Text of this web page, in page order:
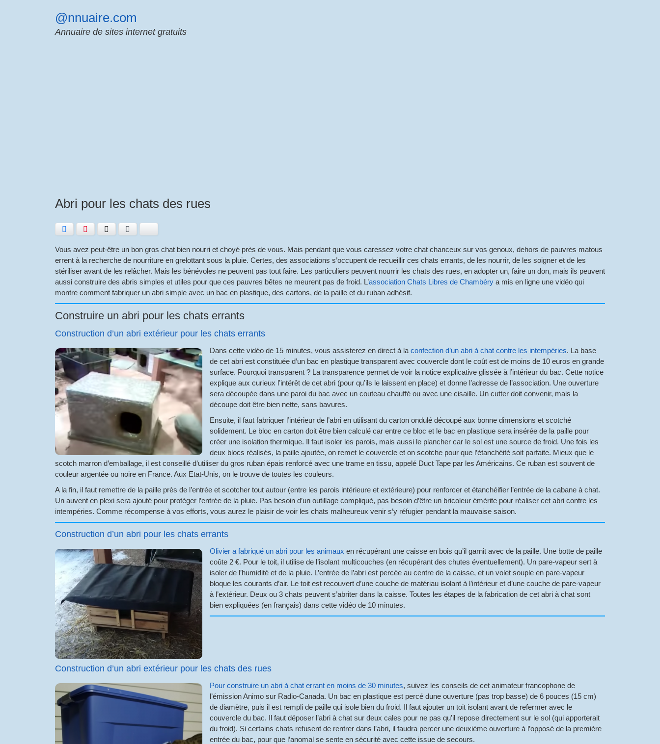
@nnuaire.com
Annuaire de sites internet gratuits
Abri pour les chats des rues
Vous avez peut-être un bon gros chat bien nourri et choyé près de vous. Mais pendant que vous caressez votre chat chanceux sur vos genoux, dehors de pauvres matous
errent à la recherche de nourriture en grelottant sous la pluie. Certes, des associations s’occupent de recueillir ces chats errants, de les nourrir, de les soigner et de les
stériliser avant de les relâcher. Mais les bénévoles ne peuvent pas tout faire. Les particuliers peuvent nourrir les chats des rues, en adopter un, faire un don, mais ils peuvent
aussi construire des abris simples et utiles pour que ces pauvres bêtes ne meurent pas de froid. L’association Chats Libres de Chambéry a mis en ligne une vidéo qui
montre comment fabriquer un abri simple avec un bac en plastique, des cartons, de la paille et du ruban adhésif.
Construire un abri pour les chats errants
Construction d’un abri extérieur pour les chats errants
Dans cette vidéo de 15 minutes, vous assisterez en direct à la confection d’un abri à chat contre les intempéries. La base
de cet abri est constituée d’un bac en plastique transparent avec couvercle dont le coût est de moins de 10 euros en grande
surface. Pourquoi transparent ? La transparence permet de voir la notice explicative glissée à l’intérieur du bac. Cette notice
explique aux curieux l’intérêt de cet abri (pour qu’ils le laissent en place) et donne l’adresse de l’association. Une ouverture
sera découpée dans une paroi du bac avec un couteau chauffé ou avec une cisaille. Un cutter doit convenir, mais la
découpe doit être bien nette, sans bavures.
Ensuite, il faut fabriquer l’intérieur de l’abri en utilisant du carton ondulé découpé aux bonne dimensions et scotché
solidement. Le bloc en carton doit être bien calculé car entre ce bloc et le bac en plastique sera insérée de la paille pour
créer une isolation thermique. Il faut isoler les parois, mais aussi le plancher car le sol est une source de froid. Une fois les
deux blocs réalisés, la paille ajoutée, on remet le couvercle et on scotche pour que l’étanchéité soit parfaite. Mieux que le
scotch marron d’emballage, il est conseillé d’utiliser du gros ruban épais renforcé avec une trame en tissu, appelé Duct Tape par les Américains. Ce ruban est souvent de
couleur argentée ou noire en France. Aux Etat-Unis, on le trouve de toutes les couleurs.
A la fin, il faut remettre de la paille près de l’entrée et scotcher tout autour (entre les parois intérieure et extérieure) pour renforcer et étanchéifier l’entrée de la cabane à chat.
Un auvent en plexi sera ajouté pour protéger l’entrée de la pluie. Pas besoin d’un outillage compliqué, pas besoin d’être un bricoleur émérite pour réaliser cet abri contre les
intempéries. Comme récompense à vos efforts, vous aurez le plaisir de voir les chats malheureux venir s’y réfugier pendant la mauvaise saison.
Construction d’un abri pour les chats errants
Olivier a fabriqué un abri pour les animaux en récupérant une caisse en bois qu’il garnit avec de la paille. Une botte de paille
coûte 2 €. Pour le toit, il utilise de l’isolant multicouches (en récupérant des chutes éventuellement). Un pare-vapeur sert à
isoler de l’humidité et de la pluie. L’entrée de l’abri est percée au centre de la caisse, et un volet souple en pare-vapeur
bloque les courants d’air. Le toit est recouvert d’une couche de matériau isolant à l’intérieur et d’une couche de pare-vapeur
à l’extérieur. Deux ou 3 chats peuvent s’abriter dans la caisse. Toutes les étapes de la fabrication de cet abri à chat sont
bien expliquées (en français) dans cette vidéo de 10 minutes.
Construction d’un abri extérieur pour les chats des rues
Pour construire un abri à chat errant en moins de 30 minutes, suivez les conseils de cet animateur francophone de
l’émission Animo sur Radio-Canada. Un bac en plastique est percé dune ouverture (pas trop basse) de 6 pouces (15 cm)
de diamètre, puis il est rempli de paille qui isole bien du froid. Il faut ajouter un toit isolant avant de refermer avec le
couvercle du bac. Il faut déposer l’abri à chat sur deux cales pour ne pas qu’il repose directement sur le sol (qui apporterait
du froid). Si certains chats refusent de rentrer dans l’abri, il faudra percer une deuxième ouverture à l’opposé de la première
entrée du bac, pour que l’anomal se sente en sécurité avec cette issue de secours.